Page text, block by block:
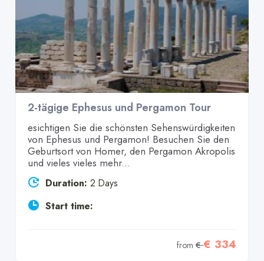
2-tägige Ephesus und Pergamon Tour
esichtigen Sie die schönsten Sehenswürdigkeiten
von Ephesus und Pergamon! Besuchen Sie den
Geburtsort von Homer, den Pergamon Akropolis
und vieles vieles mehr...
Duration: 2 Days
Start time:
from€€ 334